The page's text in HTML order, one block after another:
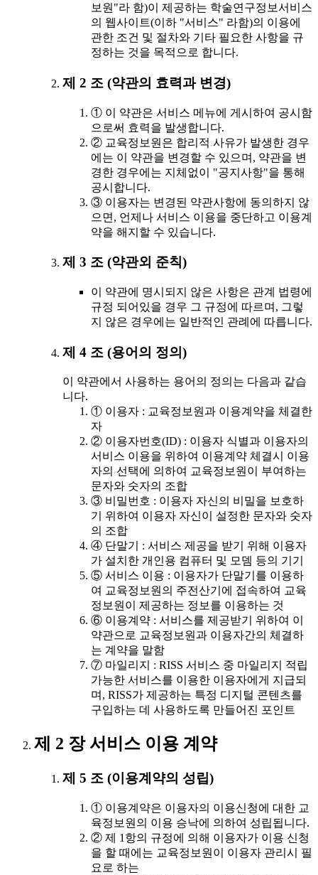
보원"라 함)이 제공하는 학술연구정보서비스
의 웹사이트(이하 "서비스" 라함)의 이용에
관한 조건 및 절차와 기타 필요한 사항을 규
정하는 것을 목적으로 합니다.
제 2 조 (약관의 효력과 변경)
① 이 약관은 서비스 메뉴에 게시하여 공시함
으로써 효력을 발생합니다.
② 교육정보원은 합리적 사유가 발생한 경우
에는 이 약관을 변경할 수 있으며, 약관을 변
경한 경우에는 지체없이 "공지사항"을 통해
공시합니다.
③ 이용자는 변경된 약관사항에 동의하지 않
으면, 언제나 서비스 이용을 중단하고 이용계
약을 해지할 수 있습니다.
제 3 조 (약관외 준칙)
이 약관에 명시되지 않은 사항은 관계 법령에
규정 되어있을 경우 그 규정에 따르며, 그렇
지 않은 경우에는 일반적인 관례에 따릅니다.
제 4 조 (용어의 정의)
이 약관에서 사용하는 용어의 정의는 다음과 같습
니다.
① 이용자 : 교육정보원과 이용계약을 체결한
자
② 이용자번호(ID) : 이용자 식별과 이용자의
서비스 이용을 위하여 이용계약 체결시 이용
자의 선택에 의하여 교육정보원이 부여하는
문자와 숫자의 조합
③ 비밀번호 : 이용자 자신의 비밀을 보호하
기 위하여 이용자 자신이 설정한 문자와 숫자
의 조합
④ 단말기 : 서비스 제공을 받기 위해 이용자
가 설치한 개인용 컴퓨터 및 모뎀 등의 기기
⑤ 서비스 이용 : 이용자가 단말기를 이용하
여 교육정보원의 주전산기에 접속하여 교육
정보원이 제공하는 정보를 이용하는 것
⑥ 이용계약 : 서비스를 제공받기 위하여 이
약관으로 교육정보원과 이용자간의 체결하
는 계약을 말함
⑦ 마일리지 : RISS 서비스 중 마일리지 적립
가능한 서비스를 이용한 이용자에게 지급되
며, RISS가 제공하는 특정 디지털 콘텐츠를
구입하는 데 사용하도록 만들어진 포인트
제 2 장 서비스 이용 계약
제 5 조 (이용계약의 성립)
① 이용계약은 이용자의 이용신청에 대한 교
육정보원의 이용 승낙에 의하여 성립됩니다.
② 제 1항의 규정에 의해 이용자가 이용 신청
을 할 때에는 교육정보원이 이용자 관리시 필
요로 하는